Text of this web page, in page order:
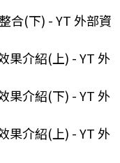
合(下) - YT 外部資
果介紹(上) - YT 外
果介紹(下) - YT 外
果介紹(上) - YT 外